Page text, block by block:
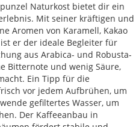
Naturkost bietet dir ein
Mit seiner kräftigen und
Aromen von Karamell, Kakao
er der ideale Begleiter für
aus Arabica- und Robusta-
Bitternote und wenig Säure,
Ein Tipp für die
vor jedem Aufbrühen, um
gefiltertes Wasser, um
Der Kaffeeanbau in